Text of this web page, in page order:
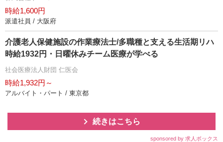
時給1,600円
派遣社員 / 大阪府
介護老人保健施設の作業療法士/多職種と支える生活期リハ
時給1932円・日曜休みチーム医療が学べる
社会医療法人財団 仁医会
時給1,932円～
アルバイト・パート / 東京都
続きはこちら
sponsored by 求人ボックス